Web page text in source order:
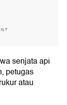
senjata api
petugas
atau